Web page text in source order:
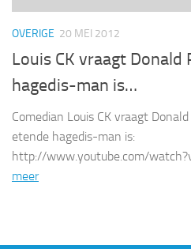
OVERIGE 20 MEI 2012
Louis CK vraagt Donald
hagedis-man is…
Comedian Louis CK vraagt
etende hagedis-man is:
http://www.youtube.com/
meer